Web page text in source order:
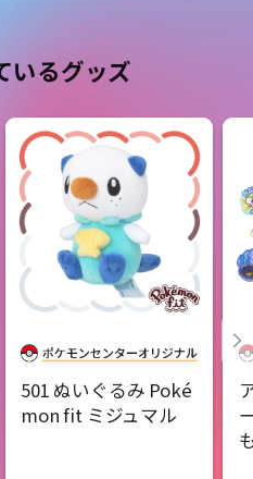
いるグッズ
501 ぬいぐるみ Poké
mon fit ミジュマル